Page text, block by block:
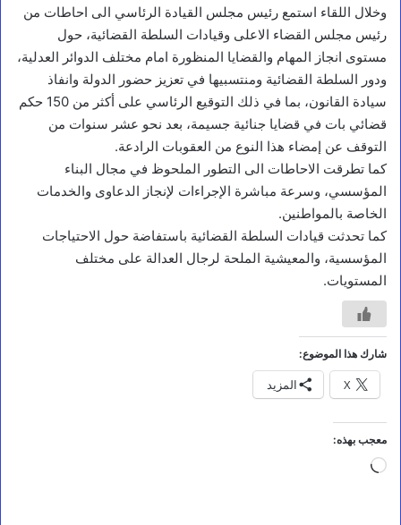
وخلال اللقاء استمع رئيس مجلس القيادة الرئاسي الى احاطات من
رئيس مجلس القضاء الاعلى وقيادات السلطة القضائية، حول
مستوى انجاز المهام والقضايا المنظورة امام مختلف الدوائر العدلية،
ودور السلطة القضائية ومنتسبيها في تعزيز حضور الدولة وانفاذ
سيادة القانون، بما في ذلك التوقيع الرئاسي على أكثر من 150 حكم
قضائي بات في قضايا جنائية جسيمة، بعد نحو عشر سنوات من
التوقف عن إمضاء هذا النوع من العقوبات الرادعة.
كما تطرقت الاحاطات الى التطور الملحوظ في مجال البناء
المؤسسي، وسرعة مباشرة الإجراءات لإنجاز الدعاوى والخدمات
الخاصة بالمواطنين.
كما تحدثت قيادات السلطة القضائية باستفاضة حول الاحتياجات
المؤسسية، والمعيشية الملحة لرجال العدالة على مختلف
المستويات.
شارك هذا الموضوع:
X المزيد
معجب بهذه:
جاري
أخبار محلية
ف
ق
ي
ي
ت
ف
د
م
ش
ر
ي
ع
ا
ل
ح
م